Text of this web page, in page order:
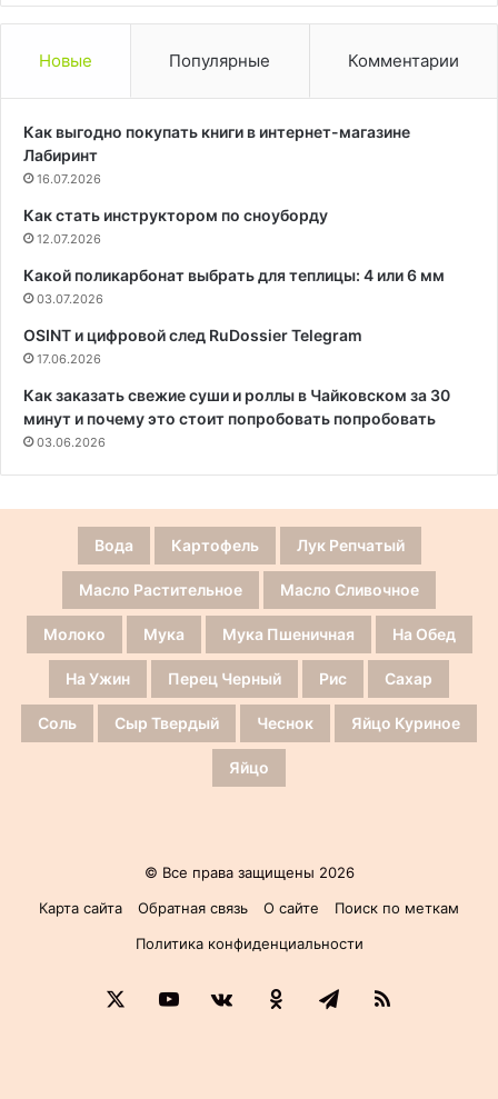
Новые Популярные Комментарии
Как выгодно покупать книги в интернет-магазине
Лабиринт
16.07.2026
Как стать инструктором по сноуборду
12.07.2026
Какой поликарбонат выбрать для теплицы: 4 или 6 мм
03.07.2026
OSINT и цифровой след RuDossier Telegram
17.06.2026
Как заказать свежие суши и роллы в Чайковском за 30
минут и почему это стоит попробовать попробовать
03.06.2026
Вода Картофель Лук Репчатый
Масло Растительное Масло Сливочное
Молоко Мука Мука Пшеничная На Обед
На Ужин Перец Черный Рис Сахар
Соль Сыр Твердый Чеснок Яйцо Куриное
Яйцо
© Все права защищены 2026
Карта сайта
Обратная связь О сайте
Поиск по меткам
Политика конфиденциальности
YouTubevk.comОдноклассники
Telegram
RSS